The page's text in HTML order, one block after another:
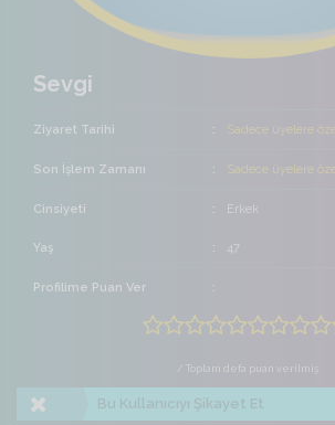
Sevgi
Ziyaret Tarihi Sadece üyelere özel
Son İşlem Zamanı Sadece üyelere özel
Cinsiyeti Erkek
Yaş 47
Profilime Puan Ver
/ Toplam defa puan verilmiş
Bu Kullanıcıyı Şikayet Et